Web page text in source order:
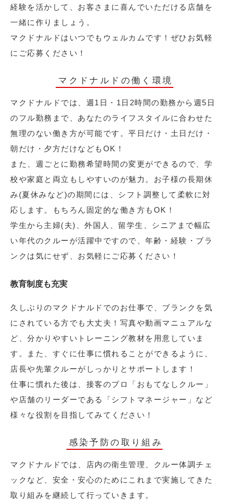
経験を活かして、お客さまに喜んでいただける店舗を
一緒に作りましょう。
マクドナルドはいつでもウェルカムです！ぜひお気軽
にご応募ください！
マクドナルドの働く環境
マクドナルドでは、週1日・1日2時間の勤務から週5日
のフル勤務まで、あなたのライフスタイルに合わせた
無理のない働き方が可能です。平日だけ・土日だけ・
朝だけ・夕方だけなどもOK！
また、週ごとに勤務希望時間の変更ができるので、学
校や家庭と両立もしやすいのが魅力。お子様の長期休
み(夏休みなど)の期間には、シフト調整して柔軟に対
応します。もちろん固定的な働き方もOK！
学生から主婦(夫)、外国人、留学生、シニアまで幅広
い年代のクルーが活躍中ですので、年齢・経験・ブラ
ンクは気にせず、お気軽にご応募ください！
教育制度も充実
久しぶりのマクドナルドでのお仕事で、ブランクを気
にされている方でも大丈夫！写真や動画マニュアルな
ど、分かりやすいトレーニング教材を用意していま
す。また、すぐに仕事に慣れることができるように、
店長や先輩クルーがしっかりとサポートします！
仕事に慣れた後は、接客のプロ「おもてなしクルー」
や店舗のリーダーである「シフトマネージャー」など
様々な役割を目指してみてください！
感染予防の取り組み
マクドナルドでは、店内の衛生管理、クルー体調チェ
ックなど、安全・安心のためにこれまで実施してきた
取り組みを継続して行っていきます。